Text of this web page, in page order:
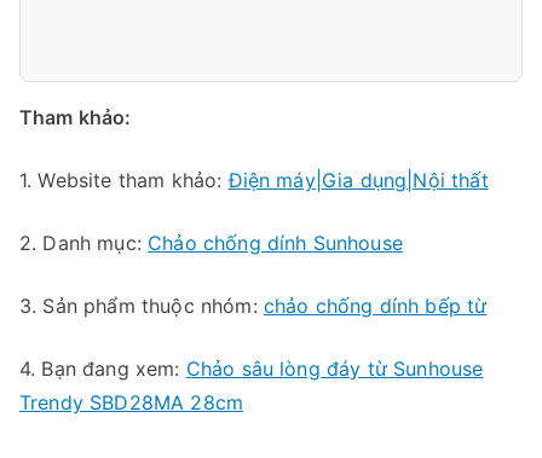
Tham khảo:
1. Website tham khảo:Điện máy|Gia dụng|Nội thất
2. Danh mục: Chảo chống dính Sunhouse
3. Sản phẩm thuộc nhóm: chảo chống dính bếp từ
4. Bạn đang xem: Chảo sâu lòng đáy từ Sunhouse
Trendy SBD28MA 28cm